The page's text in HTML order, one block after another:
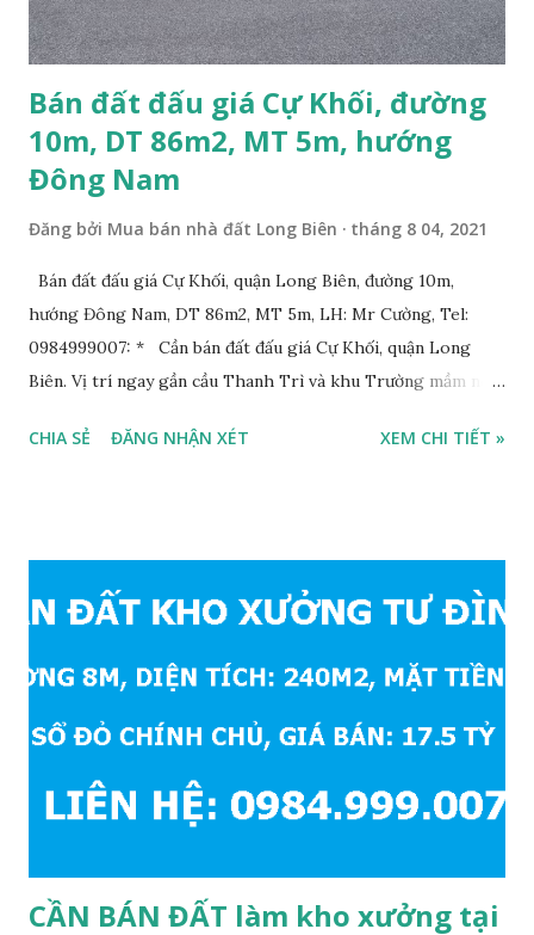
Bán đất đấu giá Cự Khối, đường
10m, DT 86m2, MT 5m, hướng
Đông Nam
Đăng bởi Mua bán nhà đất Long Biên tháng 8 04, 2021
Bán đất đấu giá Cự Khối, quận Long Biên, đường 10m,
hướng Đông Nam, DT 86m2, MT 5m, LH: Mr Cường, Tel:
0984999007: * Cần bán đất đấu giá Cự Khối, quận Long
Biên. Vị trí ngay gần cầu Thanh Trì và khu Trường mầm non,
đấu giá phường Cự Khối, khu đấu giá mới năm 2020, hạ tầng
Khối khoảng 300m. Cách vòng xuyến cuối đường Cổ Linh và
sẽ rất đẹp, lý tưởng để ở, văn phòng, hoặc xây căn hộ cho
thuê… * Đất phân lô, diện tích: 86m2, mặt tiền 5m, đường
10m và vỉa hè rộng 3m, hướng Đông Nam; * Pháp lý: sổ đỏ
chính chủ; * Giá bán: 6.15 tỷ, có thương lượng với khách
thiện chí mua; Liên hệ: Mr Cường, Tel: 0984999007...
CHIA SẺ ĐĂNG NHẬN XÉT XEM CHI TIẾT »
CẦN BÁN ĐẤT làm kho xưởng tại